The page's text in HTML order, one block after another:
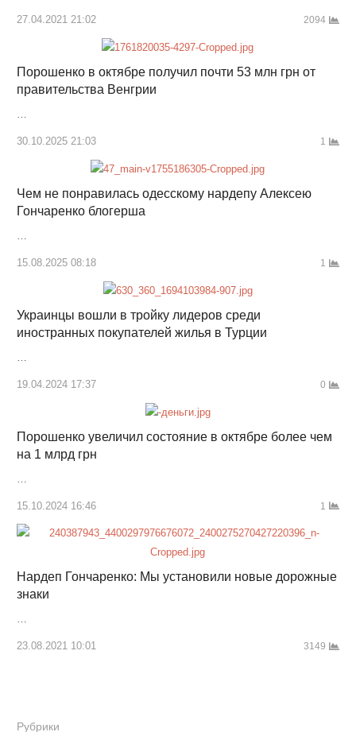
27.04.2021 21:02 2094
Порошенко в октябре получил почти 53 млн грн от
правительства Венгрии
…
30.10.2025 21:03 1
Чем не понравилась одесскому нардепу Алексею
Гончаренко блогерша
15.08.2025 08:18 1
Украинцы вошли в тройку лидеров среди
иностранных покупателей жилья в Турции
19.04.2024 17:37 0
Порошенко увеличил состояние в октябре более чем
на 1 млрд грн
15.10.2024 16:46 1
Нардеп Гончаренко: Мы установили новые дорожные
знаки
…
23.08.2021 10:01 3149
Рубрики